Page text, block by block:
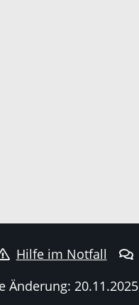
Hilfe im Notfall
Änderung: 20.11.2025